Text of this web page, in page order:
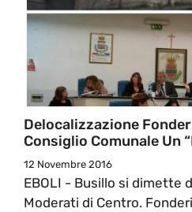
Delocalizzazione
Consiglio Comunale Un
12 Novembre 2016
EBOLI - Busillo si dimette
Moderati di Centro.